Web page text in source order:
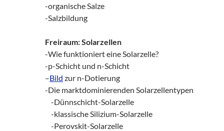
-organische Salze
-Salzbildung
Freiraum: Solarzellen
-Wie funktioniert eine Solarzelle?
-p-Schicht und n-Schicht
–Bild zur n-Dotierung
-Die marktdominierenden Solarzellentypen
-Dünnschicht-Solarzelle
-klassische Silizium-Solarzelle
-Perovskit-Solarzelle